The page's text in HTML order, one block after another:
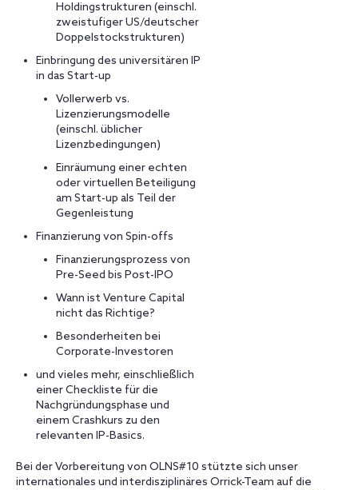
Holdingstrukturen (einschl.
zweistufiger US/deutscher
Doppelstockstrukturen)
Einbringung des universitären IP
in das Start-up
Vollerwerb vs.
Lizenzierungsmodelle
(einschl. üblicher
Lizenzbedingungen)
Einräumung einer echten
oder virtuellen Beteiligung
am Start-up als Teil der
Gegenleistung
Finanzierung von Spin-offs
Finanzierungsprozess von
Pre-Seed bis Post-IPO
Wann ist Venture Capital
nicht das Richtige?
Besonderheiten bei
Corporate-Investoren
und vieles mehr, einschließlich
einer Checkliste für die
Nachgründungsphase und
einem Crashkurs zu den
relevanten IP-Basics.
Bei der Vorbereitung von OLNS#10 stützte sich unser
internationales und interdisziplinäres Orrick-Team auf die